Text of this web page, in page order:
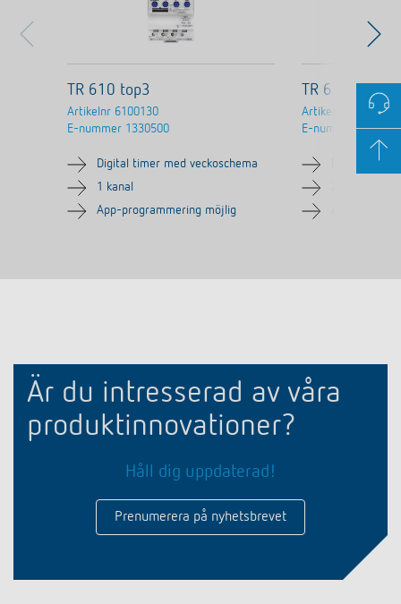
TR 610 top3
Artikelnr 6100130
E-nummer 1330500
Digital timer med veckoschema
1 kanal
App-programmering möjlig
TR 612 top3
Artikelnr
6120130
E-nummer
Digital timer
Är du intresserad av våra
produktinnovationer?
Håll dig uppdaterad!
Prenumerera på nyhetsbrevet